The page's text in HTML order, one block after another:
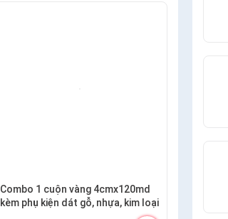
Combo 1 cuộn vàng 4cmx120md
kèm phụ kiện dát gỗ, nhựa, kim loại